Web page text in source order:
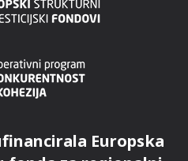
Europska